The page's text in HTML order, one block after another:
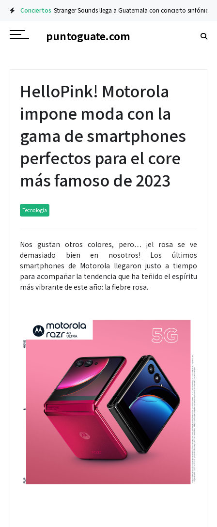
Conciertos Stranger Sounds llega a Guatemala con concierto sinfónico en
puntoguate.com
HelloPink! Motorola
impone moda con la
gama de smartphones
perfectos para el core
más famoso de 2023
Tecnología
Nos gustan otros colores, pero… ¡el rosa se ve
demasiado bien en nosotros! Los últimos
smartphones de Motorola llegaron justo a tiempo
para acompañar la tendencia que ha teñido el espíritu
más vibrante de este año: la fiebre rosa.